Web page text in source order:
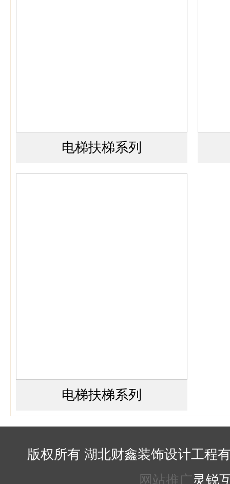
电梯扶梯系列
电梯扶梯系列
版权所有 湖北财鑫装饰设计工程
网站推广灵锐